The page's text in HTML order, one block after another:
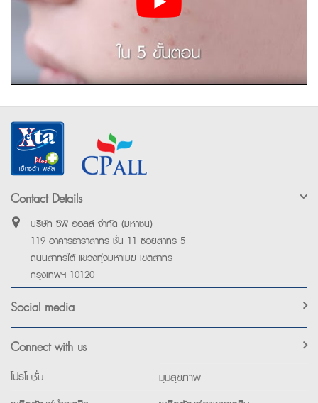
Contact Details
บริษัท ซีพี ออลล์ จำกัด (มหาชน)
119 อาคารธาราสาทร ชั้น 11 ซอยสาทร 5
ถนนสาทรใต้ แขวงทุ่งมหาเมฆ เขตสาทร
กรุงเทพฯ 10120
Social media
Connect with us
โปรโมชั่น
มุมสุขภาพ